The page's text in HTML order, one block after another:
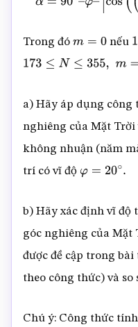
α=90∘– –| cos((2 (N+
Trong đó m=0 nếu 1
173≤ N ≤355,m=2
a) Hãy áp dụng công
nghiêng của Mặt Trời
không nhuận (năm
trí có vĩ độ φ=20∘.
b) Hãy xác định vĩ độ
góc nghiêng của Mặt
được đề cập trong
theo công thức) và
Chú ý: Công thức